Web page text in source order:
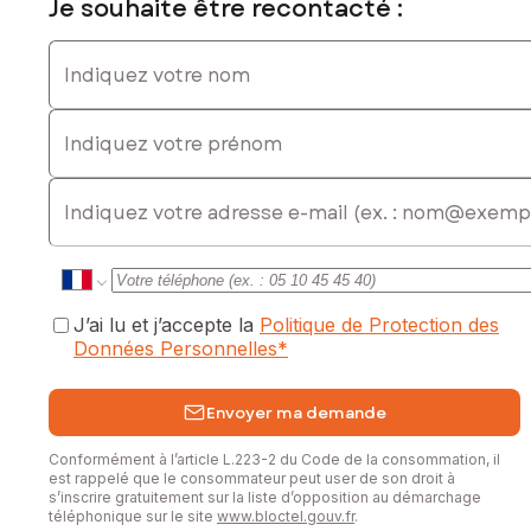
de l'ancien sans renoncer au confort moderne.
exceptionnels :
• 805 m² habitables ;
• Plusieurs cuisines entièrement aménagées et équipées ;
• De vastes pièces de réception ;
• Plusieurs salons aux ambiances différentes ;
• Une magnifique véranda ouverte sur le parc ;
directement depuis les chambres
• Plusieurs espaces indépendants permettant de préserver
• De nombreuses dépendances
À l'extérieur, le domaine poursuit cette impression
d'exclusivité.
Le parc, entièrement clos et sans le moindre vis-à-vis, offre
calme, intimité et sérénité, vue dégagée sur la nature
Je souhaite être recontacté :
Indiquez votre nom
Indiquez votre prénom
E-mail
J’ai lu et j’accepte la Politique de Protection des
Données Personnelles*
Envoyer ma demande
Conformément à l’article L.223-2 du Code de la consommation, il
est rappelé que le consommateur peut user de son droit à
s’inscrire gratuitement sur la liste d’opposition au démarchage
téléphonique sur le site www.bloctel.gouv.fr.